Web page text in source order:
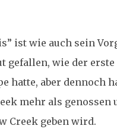
ist wie auch sein
gefallen, wie der
hatte, aber dennoch
mehr als genossen
Creek geben wird.